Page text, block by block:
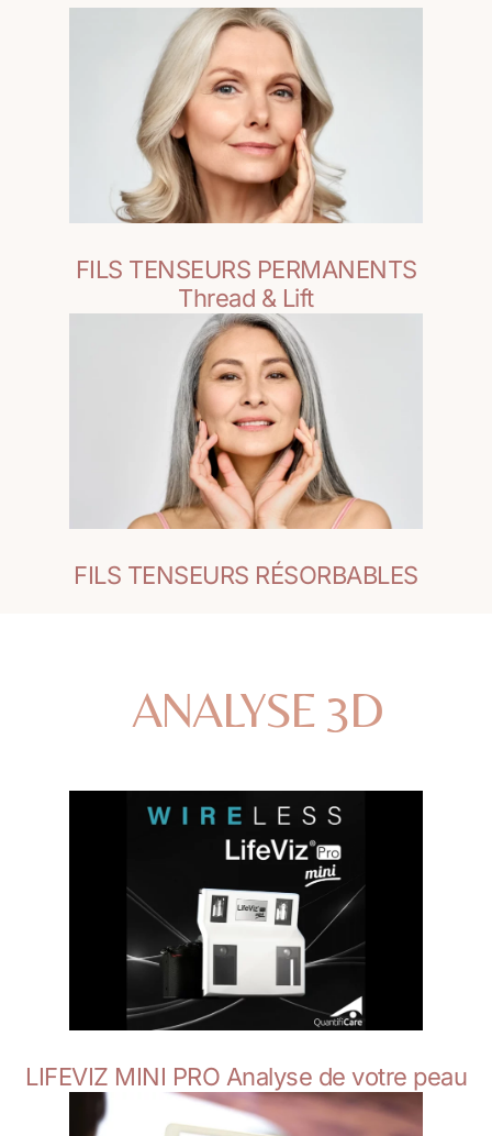
FILS TENSEURS PERMANENTS
Thread & Lift
FILS TENSEURS RÉSORBABLES
ANALYSE 3D
LIFEVIZ MINI PRO Analyse de votre peau